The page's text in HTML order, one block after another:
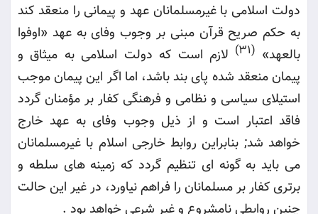
دولت اسلامی با غیرمسلمانان عهد و پیمانی را منعقد کند
به حکم صریح قرآن مبنی بر وجوب وفای به عهد «اوفوا
بالعهد»
(31)
لازم است که دولت اسلامی به میثاق و
پیمان منعقد شده پای بند باشد، اما اگر این پیمان موجب
استیلای سیاسی و نظامی و فرهنگی کفار بر مؤمنان گردد
فاقد اعتبار است و از ذیل وجوب وفای به عهد خارج
خواهد شد; بنابراین روابط خارجی اسلام با غیرمسلمانان
می باید به گونه ای تنظیم گردد که زمینه های سلطه و
برتری کفار بر مسلمانان را فراهم نیاورد، در غیر این حالت
چنین روابطی نامشروع و غیر شرعی خواهد بود .